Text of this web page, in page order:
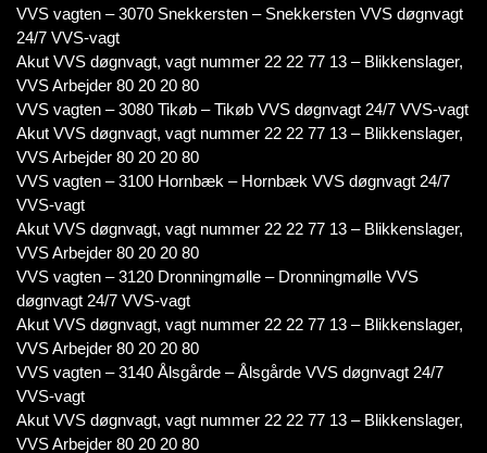
VVS vagten – 3070 Snekkersten – Snekkersten VVS døgnvagt
24/7 VVS-vagt
Akut VVS døgnvagt, vagt nummer 22 22 77 13 – Blikkenslager,
VVS Arbejder 80 20 20 80
VVS vagten – 3080 Tikøb – Tikøb VVS døgnvagt 24/7 VVS-vagt
Akut VVS døgnvagt, vagt nummer 22 22 77 13 – Blikkenslager,
VVS Arbejder 80 20 20 80
VVS vagten – 3100 Hornbæk – Hornbæk VVS døgnvagt 24/7
VVS-vagt
Akut VVS døgnvagt, vagt nummer 22 22 77 13 – Blikkenslager,
VVS Arbejder 80 20 20 80
VVS vagten – 3120 Dronningmølle – Dronningmølle VVS
døgnvagt 24/7 VVS-vagt
Akut VVS døgnvagt, vagt nummer 22 22 77 13 – Blikkenslager,
VVS Arbejder 80 20 20 80
VVS vagten – 3140 Ålsgårde – Ålsgårde VVS døgnvagt 24/7
VVS-vagt
Akut VVS døgnvagt, vagt nummer 22 22 77 13 – Blikkenslager,
VVS Arbejder 80 20 20 80